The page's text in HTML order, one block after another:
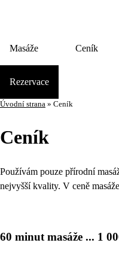
Masáže Ceník
Rezervace
Úvodní strana » Ceník
Ceník
Používám pouze přírodní
nejvyšší kvality. V ceně
60 minut masáže ... 1